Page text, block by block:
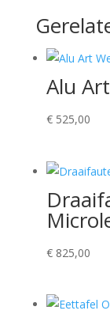
Alu
€525,00
€825,00